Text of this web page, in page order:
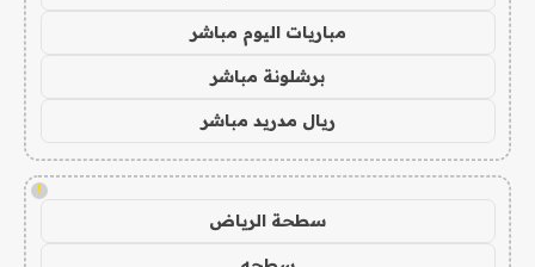
مباريات اليوم مباشر
برشلونة مباشر
ريال مدريد مباشر
!
سطحة الرياض